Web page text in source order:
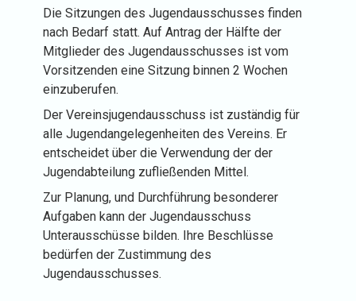
Die Sitzungen des Jugendausschusses finden
nach Bedarf statt. Auf Antrag der Hälfte der
Mitglieder des Jugendausschusses ist vom
Vorsitzenden eine Sitzung binnen 2 Wochen
einzuberufen.
Der Vereinsjugendausschuss ist zuständig für
alle Jugendangelegenheiten des Vereins. Er
entscheidet über die Verwendung der der
Jugendabteilung zufließenden Mittel.
Zur Planung, und Durchführung besonderer
Aufgaben kann der Jugendausschuss
Unterausschüsse bilden. Ihre Beschlüsse
bedürfen der Zustimmung des
Jugendausschusses.